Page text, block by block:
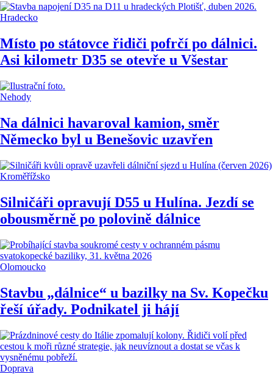
Hradecko
Místo po státovce řidiči pofrčí po dálnici.
Asi kilometr D35 se otevře u Všestar
Nehody
Na dálnici havaroval kamion, směr
Německo byl u Benešovic uzavřen
Kroměřížsko
Silničáři opravují D55 u Hulína. Jezdí se
obousměrně po polovině dálnice
Olomoucko
Stavbu „dálnice“ u bazilky na Sv. Kopečku
řeší úřady. Podnikatel ji hájí
Doprava